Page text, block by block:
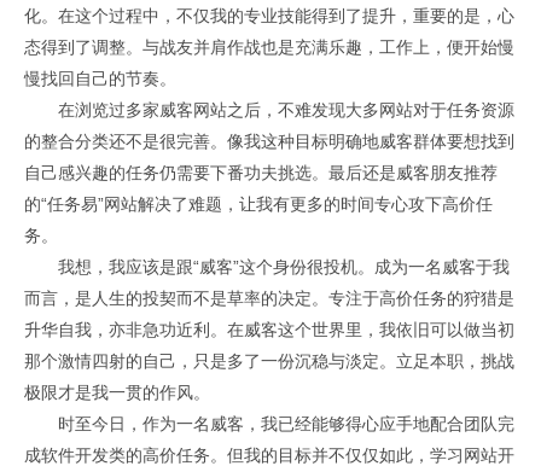
化。在这个过程中，不仅我的专业技能得到了提升，重要的是，心
态得到了调整。与战友并肩作战也是充满乐趣，工作上，便开始慢
慢找回自己的节奏。
在浏览过多家威客网站之后，不难发现大多网站对于任务资源
的整合分类还不是很完善。像我这种目标明确地威客群体要想找到
自己感兴趣的任务仍需要下番功夫挑选。最后还是威客朋友推荐
的“任务易”网站解决了难题，让我有更多的时间专心攻下高价任
务。
我想，我应该是跟“威客”这个身份很投机。成为一名威客于我
而言，是人生的投契而不是草率的决定。专注于高价任务的狩猎是
升华自我，亦非急功近利。在威客这个世界里，我依旧可以做当初
那个激情四射的自己，只是多了一份沉稳与淡定。立足本职，挑战
极限才是我一贯的作风。
时至今日，作为一名威客，我已经能够得心应手地配合团队完
成软件开发类的高价任务。但我的目标并不仅仅如此，学习网站开